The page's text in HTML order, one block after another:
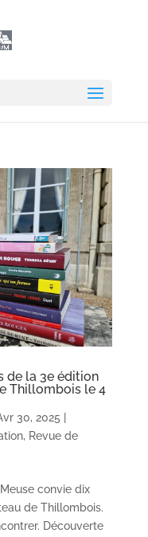
de la 3e édition
Thillombois le 4
30, 2025
, Revue de
Meuse convie dix
de Thillombois.
Découverte